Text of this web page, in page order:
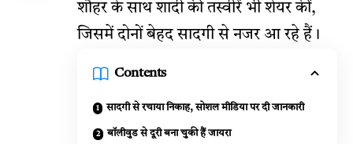
शौहर के साथ शादी की तस्वीरें भी शेयर कीं,
जिसमें दोनों बेहद सादगी से नजर आ रहे हैं।
Contents
सादगी से रचाया निकाह, सोशल मीडिया पर दी जानकारी
बॉलीवुड से दूरी बना चुकी हैं जायरा